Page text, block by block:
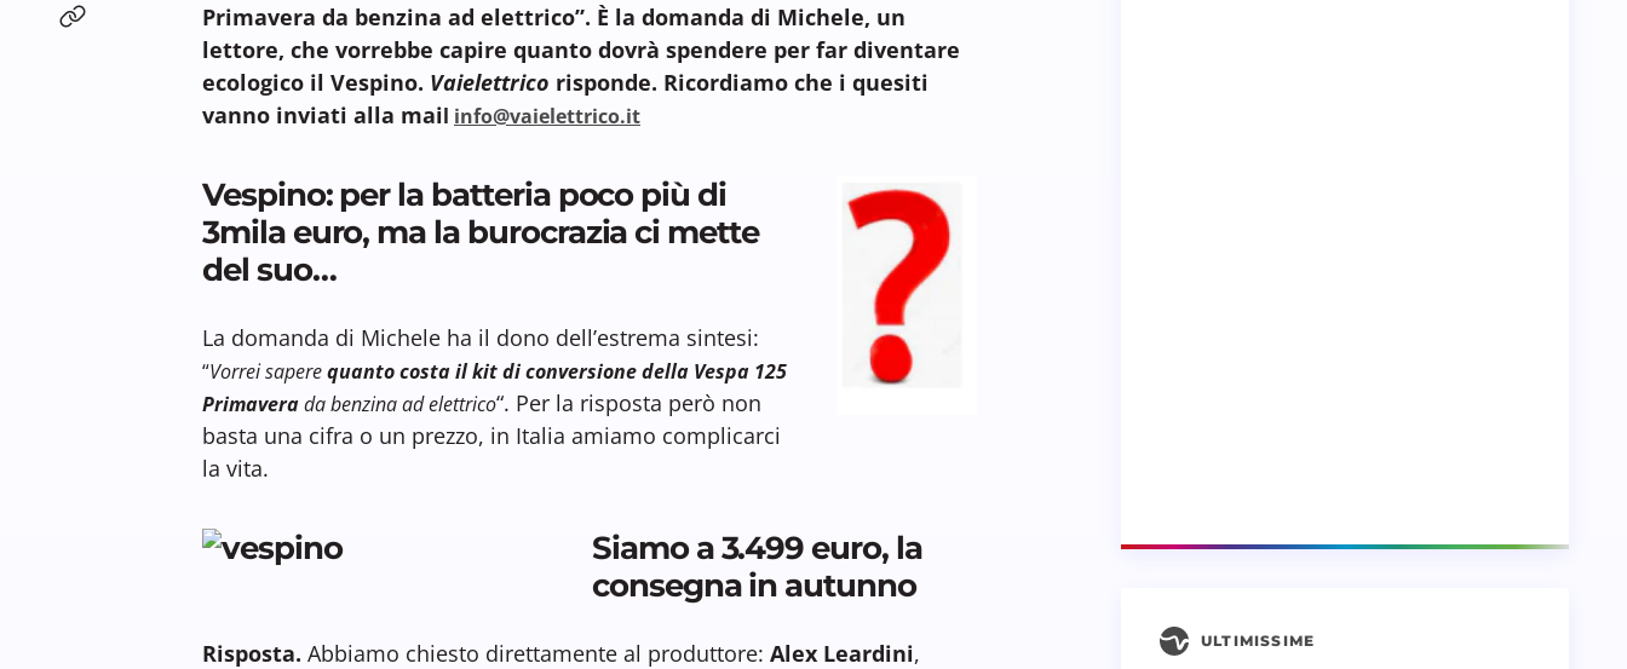
Primavera da benzina ad elettrico”. È la domanda di Michele, un
lettore, che vorrebbe capire quanto dovrà spendere per far diventare
ecologico il Vespino. Vaielettrico risponde. Ricordiamo che i quesiti
vanno inviati alla mail info@vaielettrico.it
Vespino: per la batteria poco più di
3mila euro, ma la burocrazia ci mette
del suo…
La domanda di Michele ha il dono dell’estrema sintesi:
“Vorrei saperequanto costa il kit di conversione della Vespa 125
Primaverada benzina ad elettrico“. Per la risposta però non
basta una cifra o un prezzo, in Italia amiamo complicarci
la vita.
Siamo a 3.499 euro, la
consegna in autunno
Risposta. Abbiamo chiesto direttamente al produttore: Alex Leardini,
ULTIMISSIME